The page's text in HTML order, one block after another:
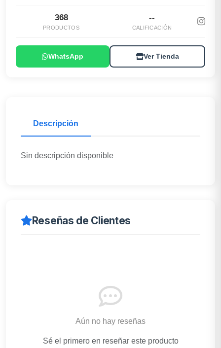
368
PRODUCTOS
--
CALIFICACIÓN
WhatsApp Ver Tienda
Descripción
Sin descripción disponible
Reseñas de Clientes
Aún no hay reseñas
Sé el primero en reseñar este producto